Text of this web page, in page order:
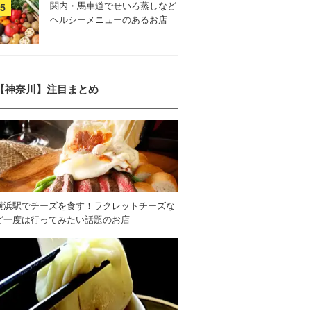
関内・馬車道でせいろ蒸しなど
ヘルシーメニューのあるお店
神奈川】注目まとめ
浜駅でチーズを食す！ラクレットチーズな
一度は行ってみたい話題のお店